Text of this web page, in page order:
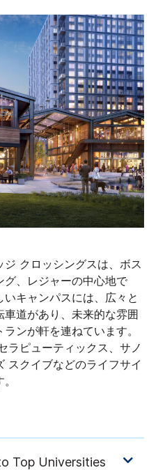
クロッシングスは、ボス
グ、レジャーの中心地で
キャンパスには、広々と
車道があり、未来的な雰囲
ンが軒を連ねています。
ラピューティックス、サノ
スクイブなどのライフサイ